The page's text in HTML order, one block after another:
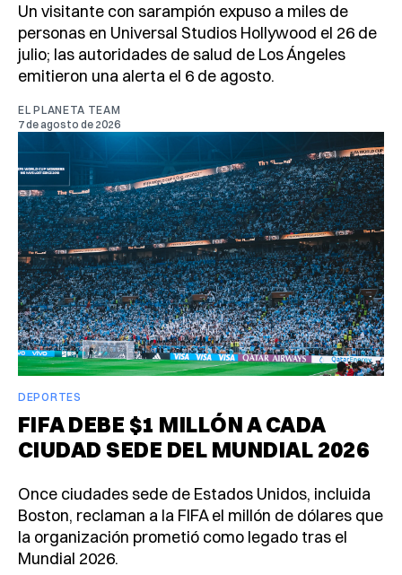
Un visitante con sarampión expuso a miles de
personas en Universal Studios Hollywood el 26 de
julio; las autoridades de salud de Los Ángeles
emitieron una alerta el 6 de agosto.
EL PLANETA TEAM
7 de agosto de 2026
DEPORTES
FIFA DEBE $1 MILLÓN A CADA
CIUDAD SEDE DEL MUNDIAL 2026
Once ciudades sede de Estados Unidos, incluida
Boston, reclaman a la FIFA el millón de dólares que
la organización prometió como legado tras el
Mundial 2026.